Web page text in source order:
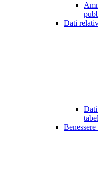
Dati
Dati